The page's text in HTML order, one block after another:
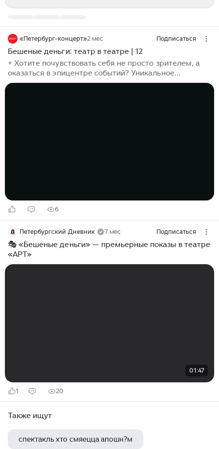
«Петербург-концерт»2 мес Подписаться
Бешеные деньги: театр в театре | 12
+ Хотите почувствовать себя не просто зрителем, а
оказаться в эпицентре событий? Уникальное
художественное решение спектакля «Бешеные
6
Петербургский Дневник 7 мес Подписаться
🎭 «Бешеные деньги» — премьерные показы в театре
«АРТ»
01:47
1 20
Также ищут
спектакль хто смяецца апошн?м